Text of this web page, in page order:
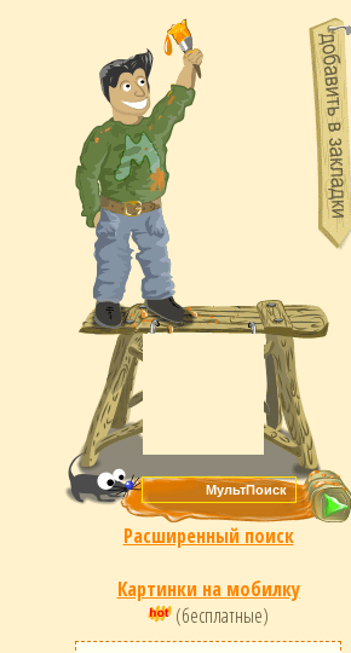
Расширенный поиск
Картинки на мобилку
(бесплатные)